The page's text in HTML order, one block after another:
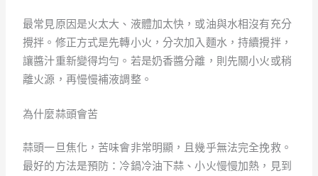
最常見原因是火太大、液體加太快，或油與水相沒有充分
攪拌。修正方式是先轉小火，分次加入麵水，持續攪拌，
讓醬汁重新變得均勻。若是奶香醬分離，則先關小火或稍
離火源，再慢慢補液調整。
為什麼蒜頭會苦
蒜頭一旦焦化，苦味會非常明顯，且幾乎無法完全挽救。
最好的方法是預防：冷鍋冷油下蒜、小火慢慢加熱，見到